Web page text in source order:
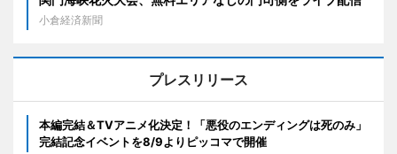
小倉経済新聞
プレスリリース
本編完結＆TVアニメ化決定！「悪役のエンディングは死のみ」
完結記念イベントを8/9よりピッコマで開催